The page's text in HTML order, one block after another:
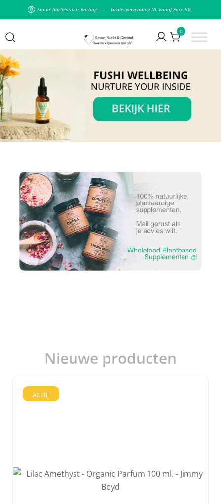
Spaar hartjes voor korting - Gratis verzending NL vanaf Euro 90,-
0
Nieuwe producten
ACTIE